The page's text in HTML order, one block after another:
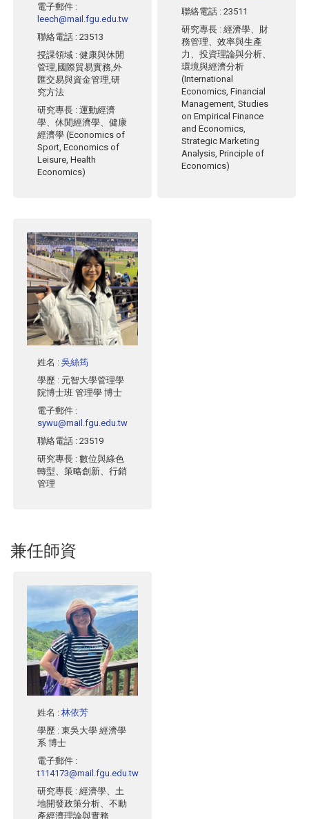
電子郵件 :
leech@mail.fgu.edu.tw
聯絡電話 : 23513
授課領域 : 健康與休閒
管理,國際貿易實務,外
匯交易與資金管理,研
究方法
研究專長 : 運動經濟
學、休閒經濟學、健康
經濟學 (Economics of
Sport, Economics of
Leisure, Health
Economics)
聯絡電話 : 23511
研究專長 : 經濟學、財
務管理、效率與生產
力、投資理論與分析、
環境與經濟分析
(International
Economics, Financial
Management, Studies
on Empirical Finance
and Economics,
Strategic Marketing
Analysis, Principle of
Economics)
姓名 :吳絲筠
學歷 : 元智大學管理學
院博士班 管理學 博士
電子郵件 :
sywu@mail.fgu.edu.tw
聯絡電話 : 23519
研究專長 : 數位與綠色
轉型、策略創新、行銷
管理
兼任師資
姓名 :林依芳
學歷 : 東吳大學 經濟學
系 博士
電子郵件 :
t114173@mail.fgu.edu.tw
研究專長 : 經濟學、土
地開發政策分析、不動
產經濟理論與實務